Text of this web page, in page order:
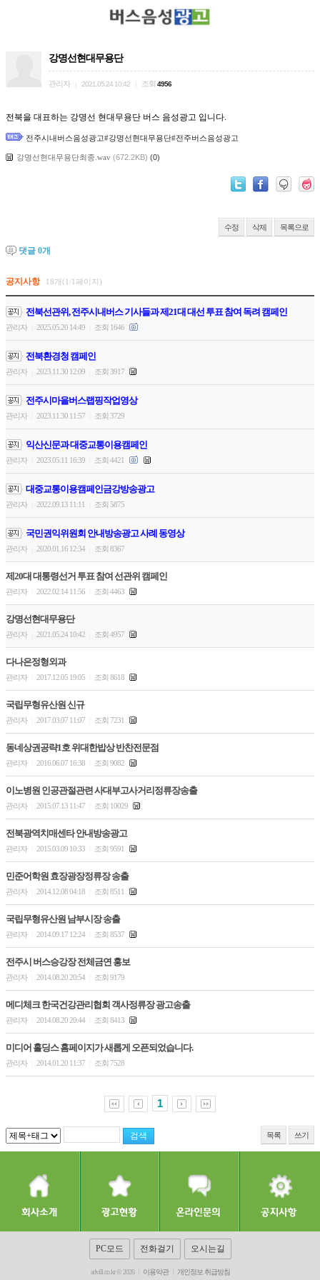
강명선현대무용단
관리자 2021.05.24 10:42 조회 4956
전북을 대표하는 강명선 현대무용단 버스 음성광고 입니다.
전주시내버스음성광고#강명선현대무용단#전주버스음성광고
강명선현대무용단최종.wav (672.2KB) (0)
수정 삭제 목록으로
댓글 0개
공지사항 18개(1/1페이지)
전북선관위, 전주시내버스 기사들과 제21대 대선 투표 참여 독려 캠페인
관리자 2025.05.20 14:49 조회 1646
전북환경청 캠페인
관리자 2023.11.30 12:09 조회 3917
전주시마을버스랩핑작업영상
관리자 2023.11.30 11:57 조회 3729
익산신문과 대중교통이용캠페인
관리자 2023.05.11 16:39 조회 4421
대중교통이용캠페인금강방송광고
관리자 2022.09.13 11:11 조회 5875
국민권익위원회 안내방송광고 사례 동영상
관리자 2020.01.16 12:34 조회 8367
제20대 대통령선거 투표 참여 선관위 캠페인
관리자 2022.02.14 11:56 조회 4463
강명선현대무용단
관리자 2021.05.24 10:42 조회 4957
다나은정형외과
관리자 2017.12.05 19:05 조회 8618
국립무형유산원 신규
관리자 2017.03.07 11:07 조회 7231
동네상권공략1호 위대한밥상 반찬전문점
관리자 2016.06.07 16:38 조회 9082
이노병원 인공관절관련 사대부고사거리정류장송출
관리자 2015.07.13 11:47 조회 10029
전북광역치매센타 안내방송광고
관리자 2015.03.09 10:33 조회 9591
민준어학원 효장광장정류장 송출
관리자 2014.12.08 04:18 조회 8511
국립무형유산원 남부시장 송출
관리자 2014.09.17 12:24 조회 8537
전주시 버스승강장 전체금연 홍보
관리자 2014.08.20 20:54 조회 9179
메디체크 한국건강관리협회 객사정류장 광고송출
관리자 2014.08.20 20:44 조회 8413
미디어 홀딩스 홈페이지가 새롭게 오픈되었습니다.
관리자 2014.01.20 11:37 조회 7528
1
목록 쓰기
PC모드 전화걸기 오시는길
advill.co.kr © 2026 이용약관 개인정보 취급방침